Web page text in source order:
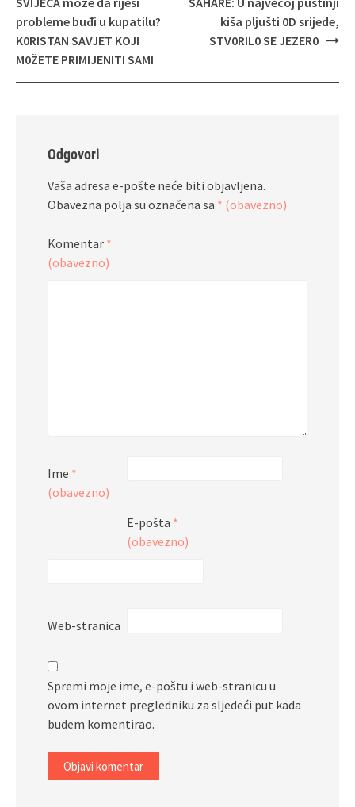
probleme buđi u kupatilu?
K0RISTAN SAVJET KOJI
M0ŽETE PRIMIJENITI SAMI
kiša pljušti 0D srijede,
STV0RIL0 SE JEZER0
Odgovori
Vaša adresa e-pošte neće biti objavljena.
Obavezna polja su označena sa * (obavezno)
Komentar *
(obavezno)
Ime *
(obavezno)
E-pošta *
(obavezno)
Web-stranica
Spremi moje ime, e-poštu i web-stranicu u
ovom internet pregledniku za sljedeći put kada
budem komentirao.